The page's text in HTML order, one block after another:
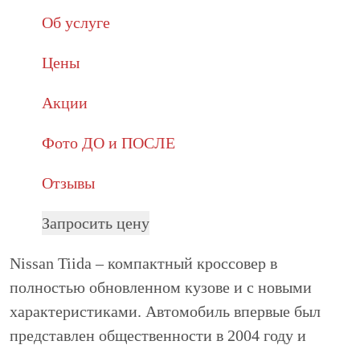
Об услуге
Цены
Акции
Фото ДО и ПОСЛЕ
Отзывы
Запросить цену
Nissan Tiida – компактный кроссовер в
полностью обновленном кузове и с новыми
характеристиками. Автомобиль впервые был
представлен общественности в 2004 году и